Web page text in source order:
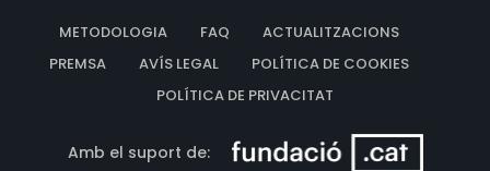
METODOLOGIA FAQ
ACTUALITZACIONS
PREMSA
AVÍS LEGAL
POLÍTICA DE COOKIES
POLÍTICA DE PRIVACITAT
Amb el suport de: